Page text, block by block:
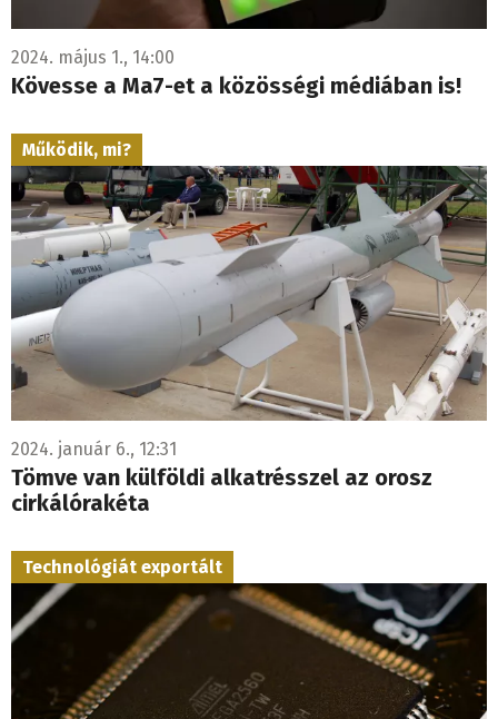
2024. május 1., 14:00
Kövesse a Ma7-et a közösségi médiában is!
Működik, mi?
2024. január 6., 12:31
Tömve van külföldi alkatrésszel az orosz
cirkálórakéta
Technológiát exportált